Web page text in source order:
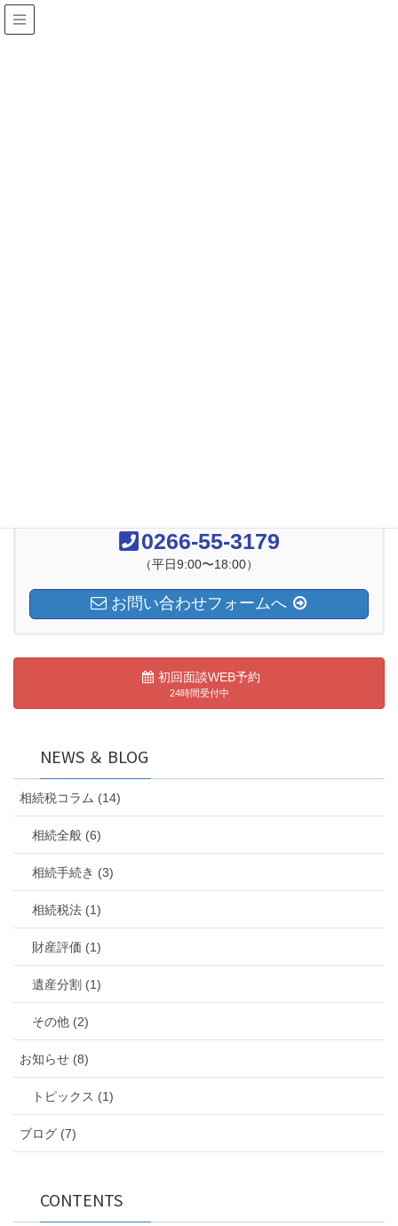
0266-55-3179
（平日9:00〜18:00）
お問い合わせフォームへ
初回面談WEB予約
24時間受付中
NEWS ＆ BLOG
相続税コラム (14)
相続全般 (6)
相続手続き (3)
相続税法 (1)
財産評価 (1)
遺産分割 (1)
その他 (2)
お知らせ (8)
トピックス (1)
ブログ (7)
CONTENTS